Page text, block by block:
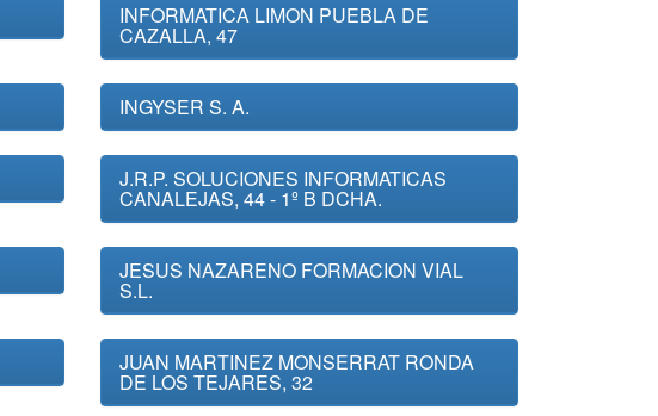
INFORMATICA LIMON PUEBLA DE
CAZALLA, 47
INGYSER S. A.
J.R.P. SOLUCIONES INFORMATICAS
CANALEJAS, 44 - 1º B DCHA.
JESUS NAZARENO FORMACION VIAL
S.L.
JUAN MARTINEZ MONSERRAT RONDA
DE LOS TEJARES, 32